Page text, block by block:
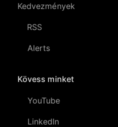
Kedvezmények
RSS
Alerts
Kövess minket
YouTube
LinkedIn